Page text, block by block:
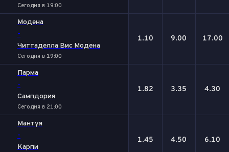
Сегодня в 19:00
Модена
-
Читтаделла Вис Модена
Сегодня в 19:00
1.10 9.00 17.00
Парма
-
Сампдория
Сегодня в 21:00
1.82 3.35 4.30
Мантуя
-
Карпи
1.45 4.50 6.10